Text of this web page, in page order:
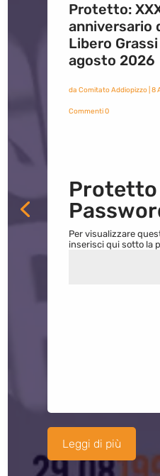
Protetto:
anniversario
Libero
agosto 2026
da Comitato Addiopizzo| 8
Commenti 0
Protetto
Per visualizzare
inserisci qui sotto la
Leggi di più